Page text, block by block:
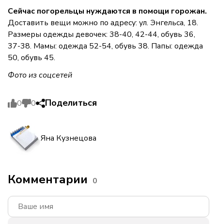
Сейчас погорельцы нуждаются в помощи горожан.
Доставить вещи можно по адресу: ул. Энгельса, 18.
Размеры одежды девочек: 38-40, 42-44, обувь 36,
37-38. Мамы: одежда 52-54, обувь 38. Папы: одежда
50, обувь 45.
Фото из соцсетей
0 0 Поделиться
Яна Кузнецова
Комментарии 0